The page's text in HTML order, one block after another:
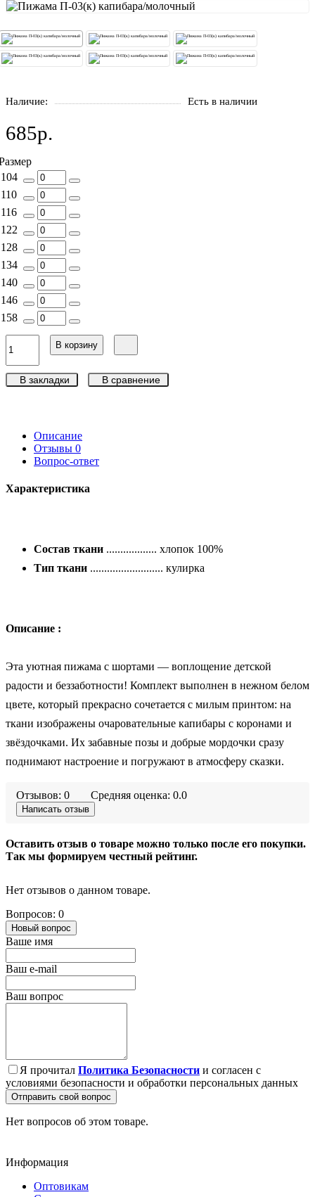
Наличие: Есть в наличии
685р.
104
110
116
122
128
134
140
146
158
В корзину
В закладки В сравнение
Описание
Отзывы 0
Вопрос-ответ
Характеристика
Состав ткани .................. хлопок 100%
Тип ткани .......................... кулирка
Описание :
Эта уютная пижама с шортами — воплощение детской
радости и беззаботности! Комплект выполнен в нежном белом
цвете, который прекрасно сочетается с милым принтом: на
ткани изображены очаровательные капибары с коронами и
звёздочками. Их забавные позы и добрые мордочки сразу
поднимают настроение и погружают в атмосферу сказки.
Отзывов: 0 Средняя оценка: 0.0
Написать отзыв
Оставить отзыв о товаре можно только после его покупки.
Так мы формируем честный рейтинг.
Нет отзывов о данном товаре.
Вопросов: 0
Новый вопрос
Ваше имя
Ваш e-mail
Ваш вопрос
Я прочитал Политика Безопасности и согласен с
условиями безопасности и обработки персональных данных
Отправить свой вопрос
Нет вопросов об этом товаре.
Информация
Оптовикам